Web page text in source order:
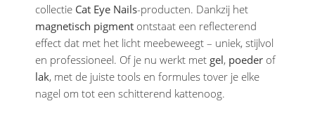
collectie Cat Eye Nails-producten. Dankzij het
magnetisch pigment ontstaat een reflecterend
effect dat met het licht meebeweegt – uniek, stijlvol
en professioneel. Of je nu werkt met gel, poeder of
lak, met de juiste tools en formules tover je elke
nagel om tot een schitterend kattenoog.